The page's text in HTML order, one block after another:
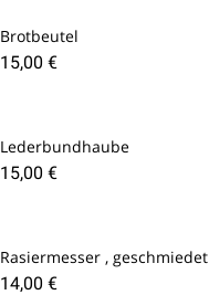
Brotbeutel
15,00 €
Lederbundhaube
15,00 €
Rasiermesser , geschmiedet
14,00 €